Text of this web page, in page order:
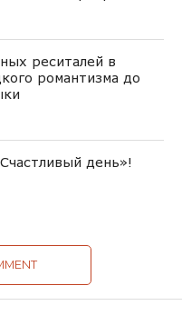
реситалей в
романтизма до
день»!